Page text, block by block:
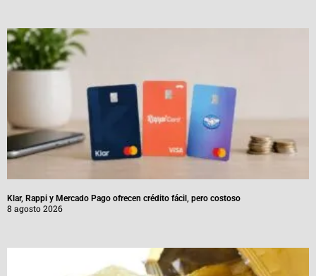
Klar, Rappi y Mercado Pago ofrecen crédito fácil, pero costoso
8 agosto 2026